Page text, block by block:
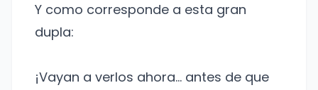
Y como corresponde a esta gran
dupla:
¡Vayan a verlos ahora… antes de que